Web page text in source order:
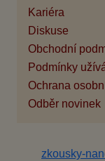
Kariéra
Diskuse
Obchodní
Podmínky
Ochrana
Odběr novinek
zkousky-